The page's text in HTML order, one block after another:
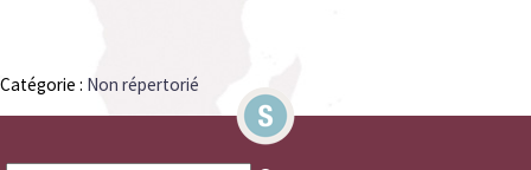
Catégorie : Non répertorié